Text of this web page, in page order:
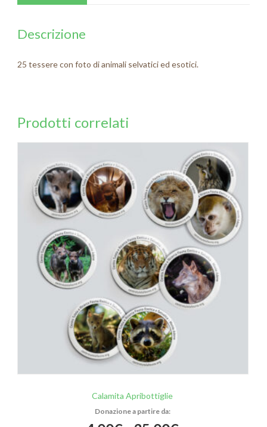
Descrizione
25 tessere con foto di animali selvatici ed esotici.
Prodotti correlati
Calamita Apribottiglie